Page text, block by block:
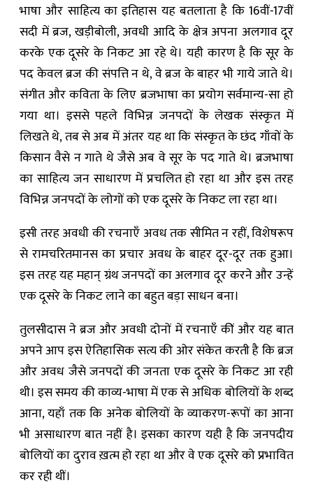
भाषा और साहित्य का इतिहास यह बतलाता है कि 16वीं-17वीं
सदी में ब्रज, खड़ीबोली, अवधी आदि के क्षेत्र अपना अलगाव दूर
करके एक दूसरे के निकट आ रहे थे। यही कारण है कि सूर के
पद केवल ब्रज की संपत्ति न थे, वे ब्रज के बाहर भी गाये जाते थे।
संगीत और कविता के लिए ब्रजभाषा का प्रयोग सर्वमान्य-सा हो
गया था। इससे पहले विभिन्न जनपदों के लेखक संस्कृत में
लिखते थे, तब से अब में अंतर यह था कि संस्कृत के छंद गाँवों के
किसान वैसे न गाते थे जैसे अब वे सूर के पद गाते थे। ब्रजभाषा
का साहित्य जन साधारण में प्रचलित हो रहा था और इस तरह
विभिन्न जनपदों के लोगों को एक दूसरे के निकट ला रहा था।
इसी तरह अवधी की रचनाएँ अवध तक सीमित न रहीं, विशेषरूप
से रामचरितमानस का प्रचार अवध के बाहर दूर-दूर तक हुआ।
इस तरह यह महान् ग्रंथ जनपदों का अलगाव दूर करने और उन्हें
एक दूसरे के निकट लाने का बहुत बड़ा साधन बना।
तुलसीदास ने ब्रज और अवधी दोनों में रचनाएँ कीं और यह बात
अपने आप इस ऐतिहासिक सत्य की ओर संकेत करती है कि ब्रज
और अवध जैसे जनपदों की जनता एक दूसरे के निकट आ रही
थी। इस समय की काव्य-भाषा में एक से अधिक बोलियों के शब्द
आना, यहाँ तक कि अनेक बोलियों के व्याकरण-रूपों का आना
भी असाधारण बात नहीं है। इसका कारण यही है कि जनपदीय
बोलियों का दुराव ख़त्म हो रहा था और वे एक दूसरे को प्रभावित
कर रही थीं।